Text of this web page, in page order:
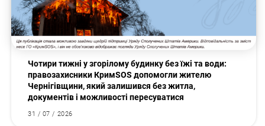
Чотири тижні у згорілому будинку без їжі та води:
правозахисники КримSOS допомогли жителю
Чернігівщини, який залишився без житла,
документів і можливості пересуватися
31 / 07 / 2026